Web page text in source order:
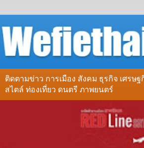
ติดตามข่าว การเมือง สังคม ธุรกิจ เศรษ
สไตล์ ท่องเที่ยว ดนตรี ภาพยนตร์